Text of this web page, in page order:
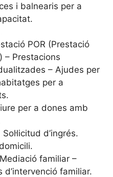
i balnearis per a
POR (Prestació
– Prestacions
– Ajudes per
per a
per a dones amb
d’ingrés.
familiar –
familiar.